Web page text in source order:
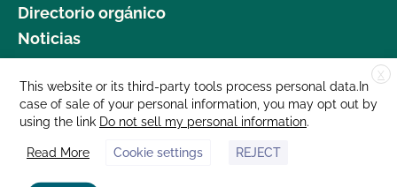
Directorio orgánico
Noticias
Donar
Carreras profesionales
Sala de prensa
Contáctenos
X
This website or its third-party tools process personal data.In
case of sale of your personal information, you may opt out by
using the link Do not sell my personal information.
Read More Cookie settings REJECT